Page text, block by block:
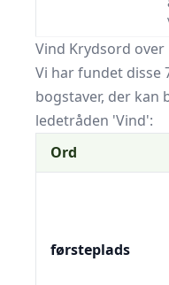
Vind Krydsord
Vi har fundet disse
bogstaver, der kan
ledetråden 'Vind':
Ord
førsteplads